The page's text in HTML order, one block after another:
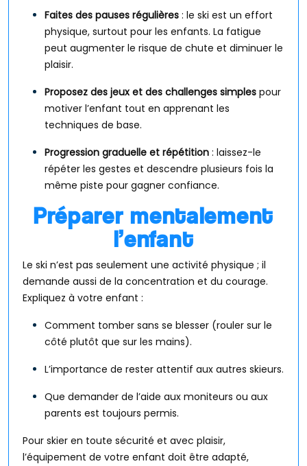
Faites des pauses régulières : le ski est un effort
physique, surtout pour les enfants. La fatigue
peut augmenter le risque de chute et diminuer le
plaisir.
Proposez des jeux et des challenges simples pour
motiver l’enfant tout en apprenant les
techniques de base.
Progression graduelle et répétition : laissez-le
répéter les gestes et descendre plusieurs fois la
même piste pour gagner confiance.
Préparer mentalement
l’enfant
Le ski n’est pas seulement une activité physique ; il
demande aussi de la concentration et du courage.
Expliquez à votre enfant :
Comment tomber sans se blesser (rouler sur le
côté plutôt que sur les mains).
L’importance de rester attentif aux autres skieurs.
Que demander de l’aide aux moniteurs ou aux
parents est toujours permis.
Pour skier en toute sécurité et avec plaisir,
l’équipement de votre enfant doit être adapté,